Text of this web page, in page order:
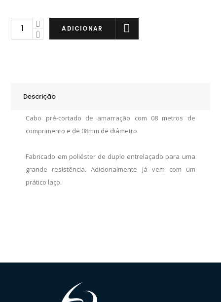
Cabo
quantity
ADICIONAR
Descrição
Cabo pré-cortado de amarração com 08 metros de
comprimento e de 08mm de diâmetro.
Fabricado em poliéster de duplo entrelaçado para uma
grande resistência. Adicionalmente já vem com um
prático laço.